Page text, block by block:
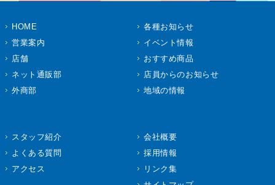
HOME
営業案内
店舗
ネット通販部
外商部
各種お知らせ
イベント情報
おすすめ商品
店員からのお知らせ
地域の情報
スタッフ紹介
よくある質問
アクセス
会社概要
採用情報
リンク集